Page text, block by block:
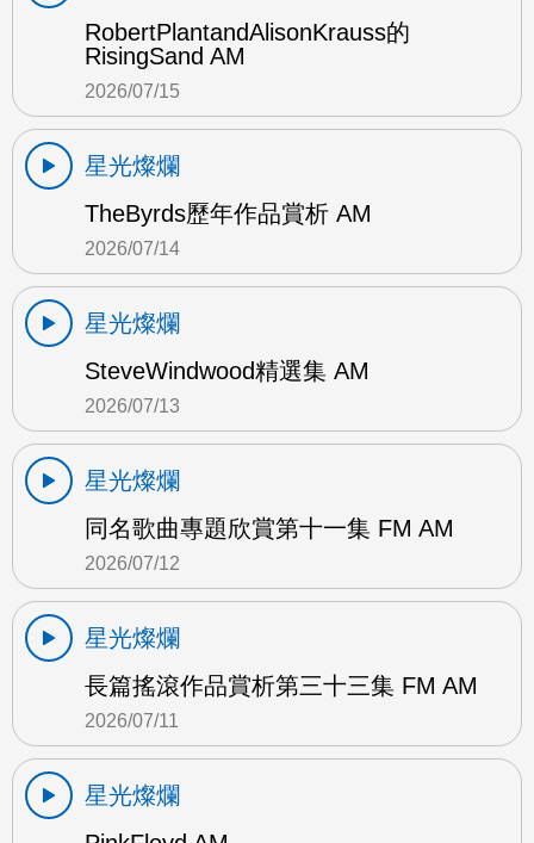
RobertPlantandAlisonKrauss的
RisingSand AM
2026/07/15
星光燦爛
TheByrds歷年作品賞析 AM
2026/07/14
星光燦爛
SteveWindwood精選集 AM
2026/07/13
星光燦爛
同名歌曲專題欣賞第十一集 FM AM
2026/07/12
星光燦爛
長篇搖滾作品賞析第三十三集 FM AM
2026/07/11
星光燦爛